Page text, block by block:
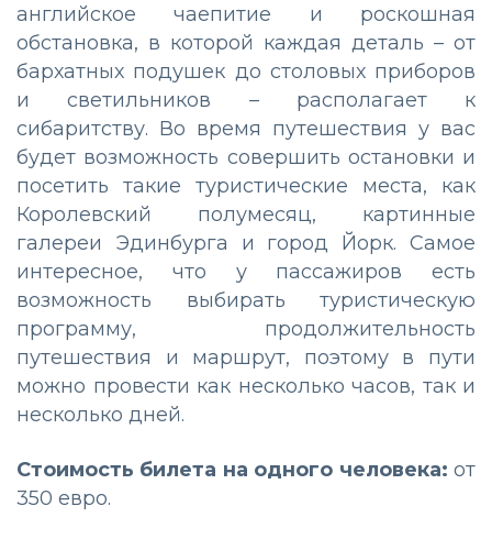
английское чаепитие и роскошная
обстановка, в которой каждая деталь – от
бархатных подушек до столовых приборов
и светильников – располагает к
сибаритству. Во время путешествия у вас
будет возможность совершить остановки и
посетить такие туристические места, как
Королевский полумесяц, картинные
галереи Эдинбурга и город Йорк. Самое
интересное, что у пассажиров есть
возможность выбирать туристическую
программу, продолжительность
путешествия и маршрут, поэтому в пути
можно провести как несколько часов, так и
несколько дней.
Стоимость билета на одного человека: от
350 евро.